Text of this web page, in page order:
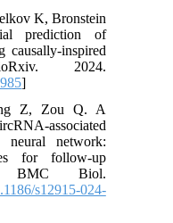
K, Bronstein
prediction of
causally-inspired
2024.
Z, Zou Q. A
associated
neural network:
for follow-up
BMC Biol.
s12915-024-